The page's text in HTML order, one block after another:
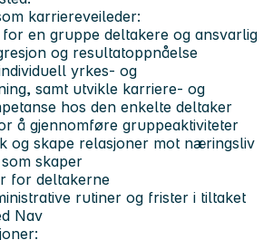
karriereveileder:
en gruppe deltakere og ansvarlig
og resultatoppnåelse
yrkes- og
samt utvikle karriere- og
hos den enkelte deltaker
å gjennomføre gruppeaktiviteter
og skape relasjoner mot næringsliv
skaper
for deltakerne
rutiner og frister i tiltaket
Nav